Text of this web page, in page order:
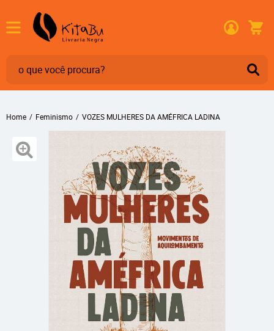
Home Feminismo VOZES MULHERES DA AMÉFRICA LADINA